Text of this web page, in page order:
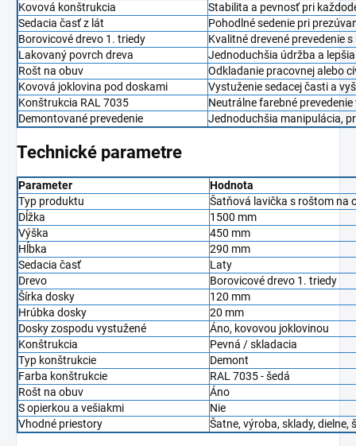
Kovová konštrukcia
Stabilita a pevnosť pri
Sedacia časť z lát
Pohodlné sedenie pri
Borovicové drevo 1. triedy
Kvalitné drevené prevedenie
Lakovaný povrch dreva
Jednoduchšia údržba a
Rošt na obuv
Odkladanie pracovnej alebo
Kovová joklovina pod doskami
Vystuženie sedacej časti a
Konštrukcia RAL 7035
Neutrálne farebné
Demontované prevedenie
Jednoduchšia manipulácia,
Technické parametre
Parameter
Hodnota
Typ produktu
Šatňová lavička s roštom na
Dĺžka
1500 mm
Výška
450 mm
Hĺbka
290 mm
Sedacia časť
Laty
Drevo
Borovicové drevo 1. triedy
Šírka dosky
120 mm
Hrúbka dosky
20 mm
Dosky zospodu vystužené
Áno, kovovou joklovinou
Konštrukcia
Pevná / skladacia
Typ konštrukcie
Demont
Farba konštrukcie
RAL 7035 - šedá
Rošt na obuv
Áno
S opierkou a vešiakmi
Nie
Vhodné priestory
Šatne, výroba, sklady, dielne,